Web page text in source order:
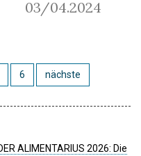
03/04.2024
6 nächste
ALIMENTARIUS 2026: Die